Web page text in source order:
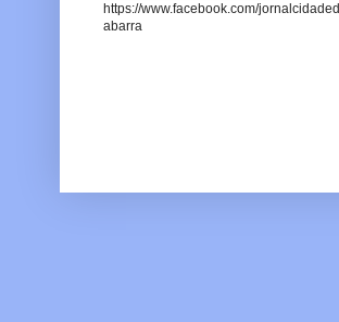
https://www.facebook.com/jornalcidaded
abarra